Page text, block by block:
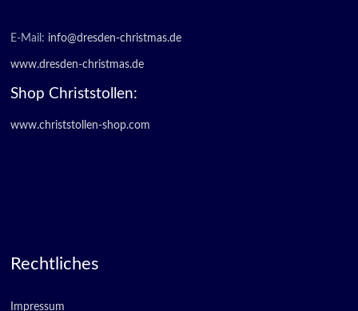
E-Mail: info@dresden-christmas.de
www.dresden-christmas.de
Shop Christstollen:
www.christstollen-shop.com
Rechtliches
Impressum